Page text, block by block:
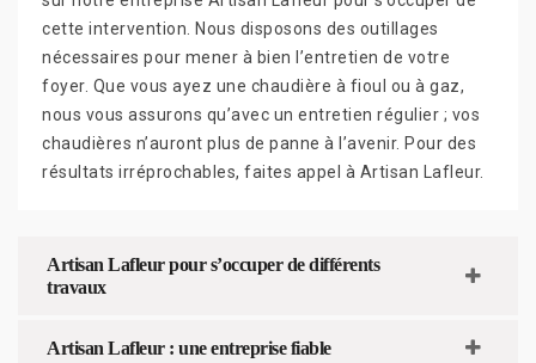
cette intervention. Nous disposons des outillages
nécessaires pour mener à bien l’entretien de votre
foyer. Que vous ayez une chaudière à fioul ou à gaz,
nous vous assurons qu’avec un entretien régulier ; vos
chaudières n’auront plus de panne à l’avenir. Pour des
résultats irréprochables, faites appel à Artisan Lafleur.
Artisan Lafleur pour s’occuper de différents
travaux
Artisan Lafleur : une entreprise fiable